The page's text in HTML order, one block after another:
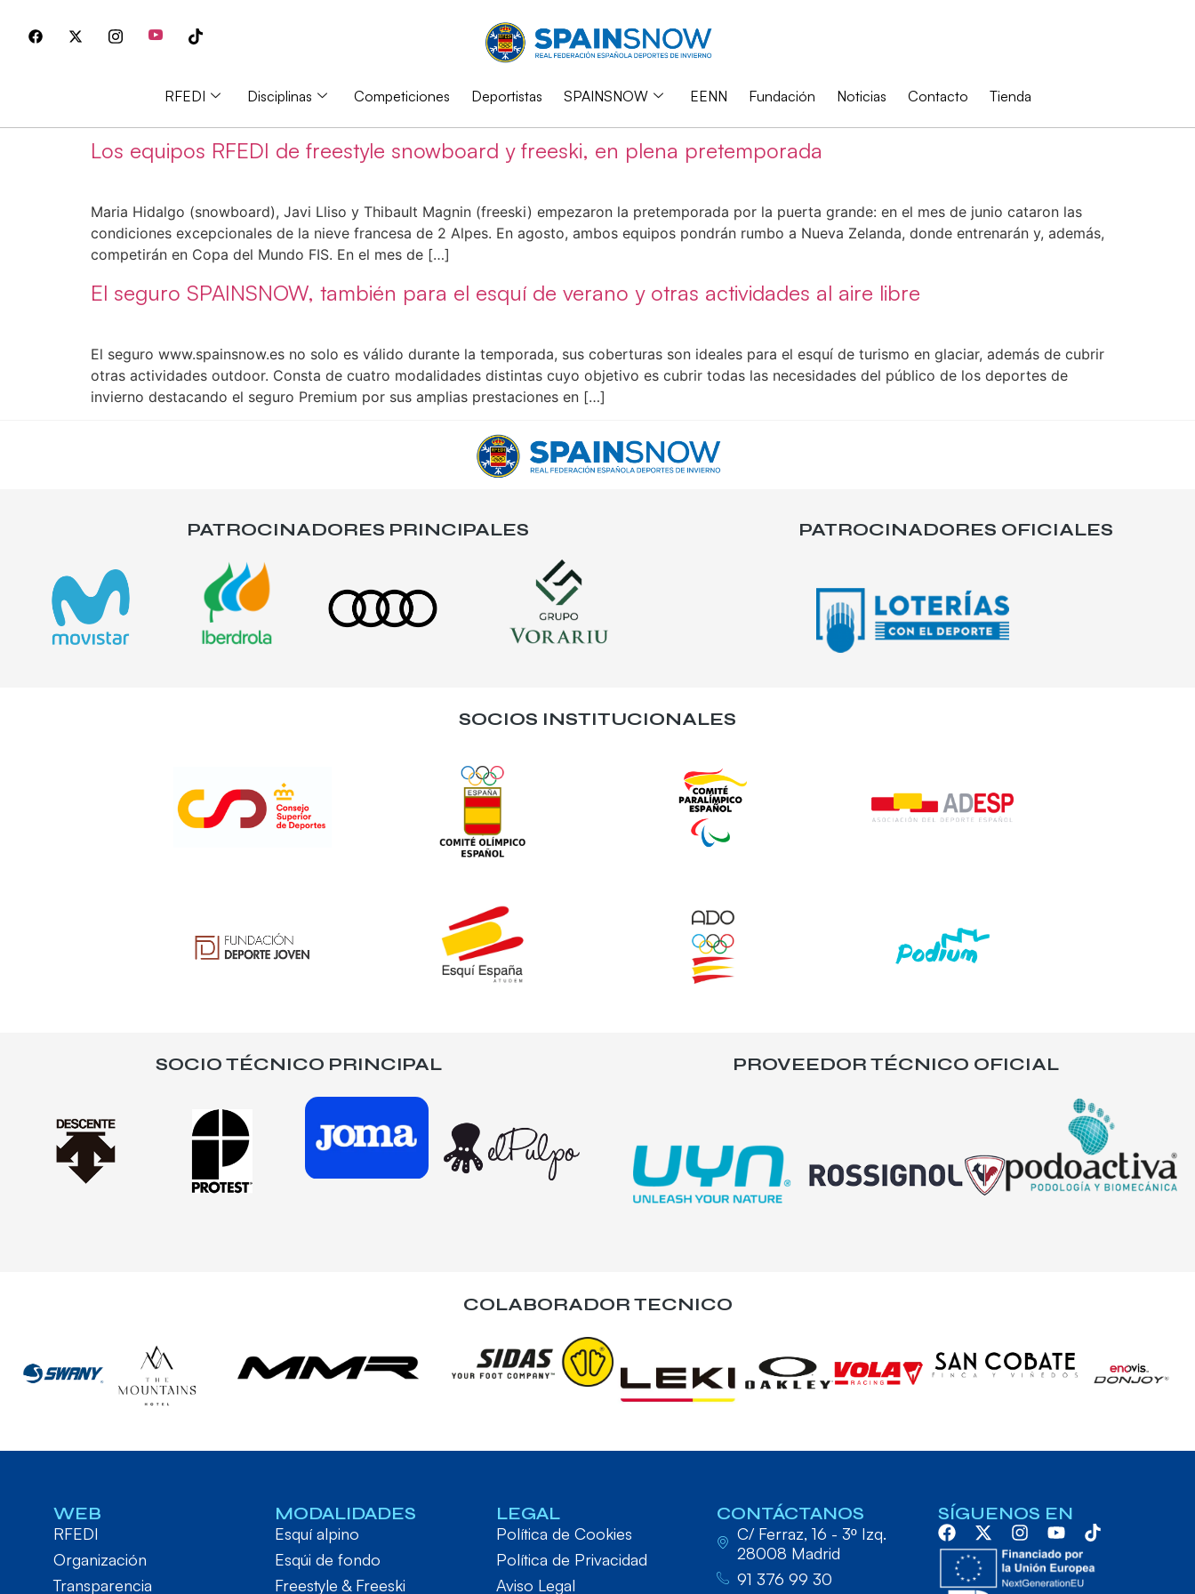
RFEDI Disciplinas Competiciones Deportistas SPAINSNOW EENN Fundación Noticias Contacto Tienda
Los equipos RFEDI de freestyle snowboard y freeski, en plena pretemporada
Maria Hidalgo (snowboard), Javi Lliso y Thibault Magnin (freeski) empezaron la pretemporada por la puerta grande: en el mes de junio cataron las
condiciones excepcionales de la nieve francesa de 2 Alpes. En agosto, ambos equipos pondrán rumbo a Nueva Zelanda, donde entrenarán y, además,
competirán en Copa del Mundo FIS. En el mes de […]
El seguro SPAINSNOW, también para el esquí de verano y otras actividades al aire libre
El seguro www.spainsnow.es no solo es válido durante la temporada, sus coberturas son ideales para el esquí de turismo en glaciar, además de cubrir
otras actividades outdoor. Consta de cuatro modalidades distintas cuyo objetivo es cubrir todas las necesidades del público de los deportes de
invierno destacando el seguro Premium por sus amplias prestaciones en […]
PATROCINADORES PRINCIPALES PATROCINADORES OFICIALES
SOCIOS INSTITUCIONALES
SOCIO TÉCNICO PRINCIPAL PROVEEDOR TÉCNICO OFICIAL
COLABORADOR TECNICO
WEB
RFEDI
Organización
Transparencia
MODALIDADES
Esquí alpino
Esqúi de fondo
Freestyle & Freeski
LEGAL
Política de Cookies
Política de Privacidad
Aviso Legal
CONTÁCTANOS
C/ Ferraz, 16 - 3º Izq.
28008 Madrid
91 376 99 30
SÍGUENOS EN